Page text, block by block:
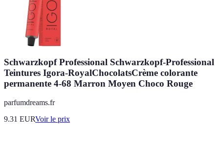
Schwarzkopf Professional Schwarzkopf-Professional
Teintures Igora-RoyalChocolatsCrème colorante
permanente 4-68 Marron Moyen Choco Rouge
parfumdreams.fr
9.31 EURVoir le prix